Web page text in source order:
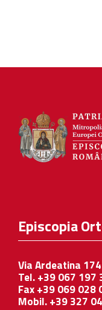
Episcopia
Via Ardeatina
Tel. +39 067 197
Fax +39 069 028
Mobil. +39 327